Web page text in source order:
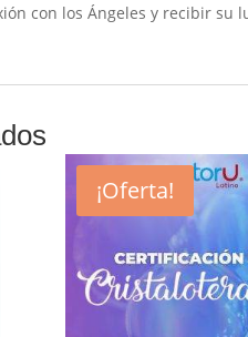
con los Ángeles y recibir su
¡Oferta!